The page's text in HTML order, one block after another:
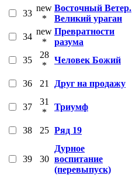
33
new
*
Восточный Ветер.
Великий ураган
34
new
*
Превратности
разума
35
28
*
Человек Божий
36 21 Друг на продажу
37
31
*
Триумф
38 25 Ряд 19
39 30
Дурное
воспитание
(перевыпуск)